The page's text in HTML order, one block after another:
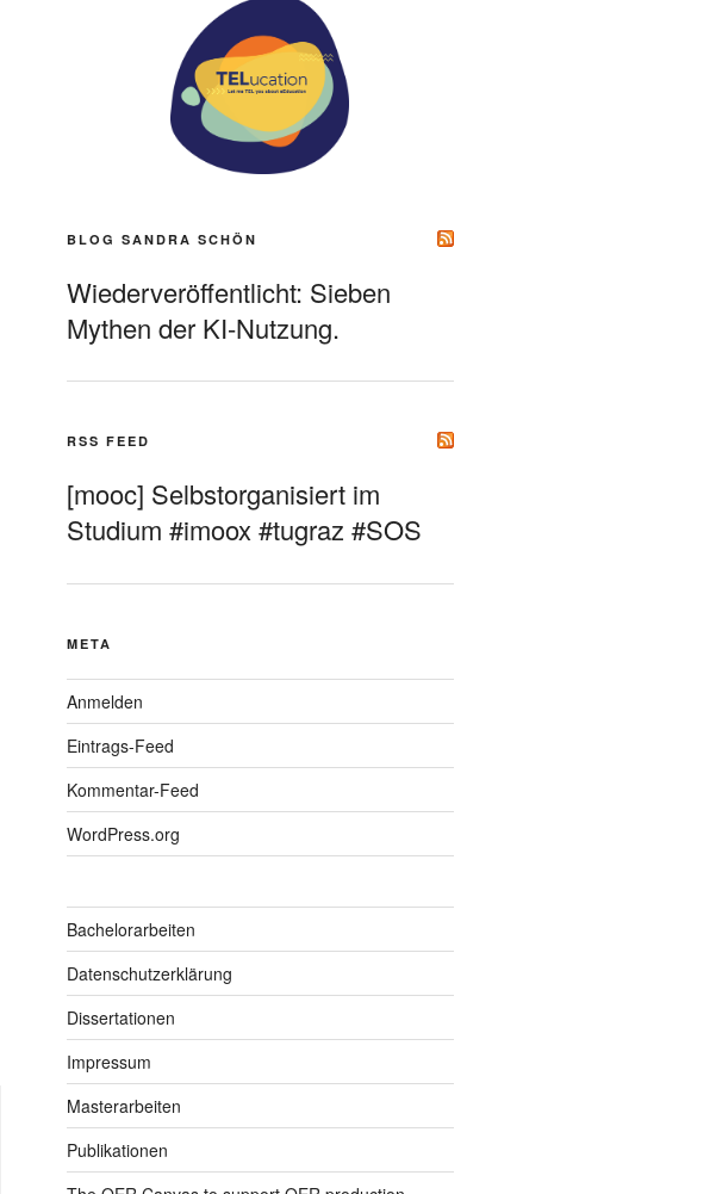
BLOG SANDRA SCHÖN
Wiederveröffentlicht: Sieben
Mythen der KI-Nutzung.
RSS FEED
[mooc] Selbstorganisiert im
Studium #imoox #tugraz #SOS
META
Anmelden
Eintrags-Feed
Kommentar-Feed
WordPress.org
Bachelorarbeiten
Datenschutzerklärung
Dissertationen
Impressum
Masterarbeiten
Publikationen